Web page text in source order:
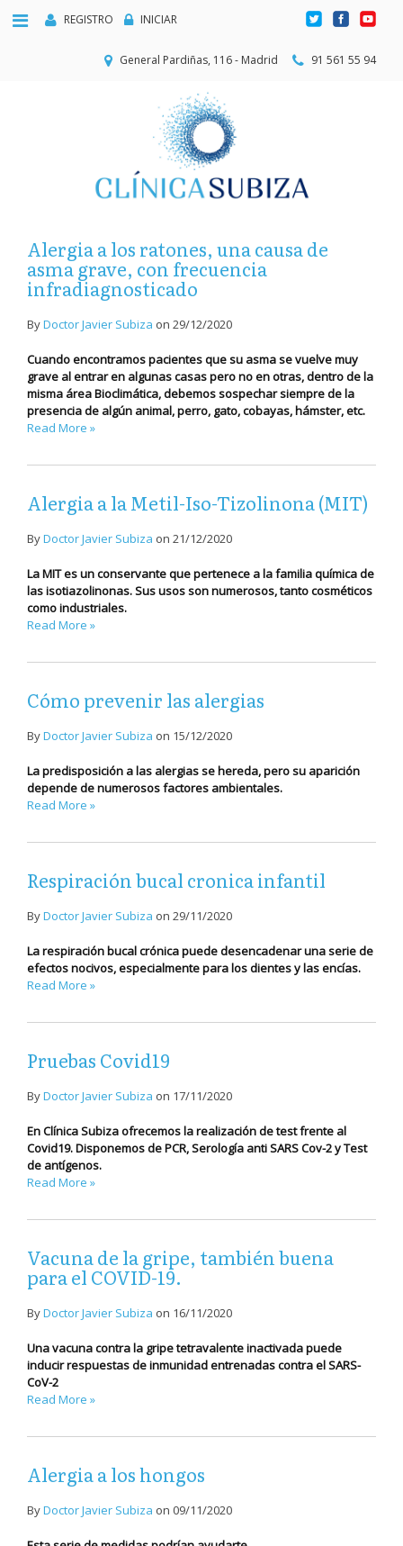
REGISTRO INICIAR
General Pardiñas, 116 - Madrid 91 561 55 94
Alergia a los ratones, una causa de
asma grave, con frecuencia
infradiagnosticado
ByDoctor Javier Subiza on 29/12/2020
Cuando encontramos pacientes que su asma se vuelve muy
grave al entrar en algunas casas pero no en otras, dentro de la
misma área Bioclimática, debemos sospechar siempre de la
presencia de algún animal, perro, gato, cobayas, hámster, etc.
Read More »
Alergia a la Metil-Iso-Tizolinona (MIT)
ByDoctor Javier Subiza on 21/12/2020
La MIT es un conservante que pertenece a la familia química de
las isotiazolinonas. Sus usos son numerosos, tanto cosméticos
como industriales.
Read More »
Cómo prevenir las alergias
ByDoctor Javier Subiza on 15/12/2020
La predisposición a las alergias se hereda, pero su aparición
depende de numerosos factores ambientales.
Read More »
Respiración bucal cronica infantil
ByDoctor Javier Subiza on 29/11/2020
La respiración bucal crónica puede desencadenar una serie de
efectos nocivos, especialmente para los dientes y las encías.
Read More »
Pruebas Covid19
ByDoctor Javier Subiza on 17/11/2020
En Clínica Subiza ofrecemos la realización de test frente al
Covid19. Disponemos de PCR, Serología anti SARS Cov-2 y Test
de antígenos.
Read More »
Vacuna de la gripe, también buena
para el COVID-19.
ByDoctor Javier Subiza on 16/11/2020
Una vacuna contra la gripe tetravalente inactivada puede
inducir respuestas de inmunidad entrenadas contra el SARS-
CoV-2
Read More »
Alergia a los hongos
ByDoctor Javier Subiza on 09/11/2020